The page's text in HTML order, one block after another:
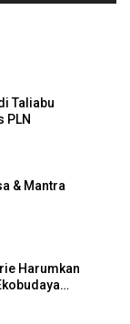
Taliabu
PLN
& Mantra
Harumkan